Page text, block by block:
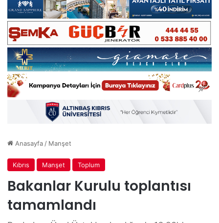
Anasayfa/ Manşet
Kıbrıs Manşet Toplum
Bakanlar Kurulu toplantısı
tamamlandı